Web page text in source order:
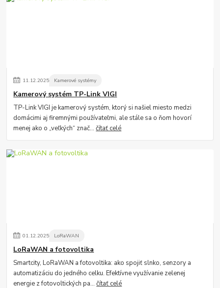
11.12.2025 Kamerové systémy
Kamerový systém TP-Link VIGI
TP-Link VIGI je kamerový systém, ktorý si našiel miesto medzi
domácimi aj firemnými používateľmi, ale stále sa o ňom hovorí
menej ako o „veľkých“ znač...čítať celé
01.12.2025 LoRaWAN
LoRaWAN a fotovoltika
Smartcity, LoRaWAN a fotovoltika: ako spojiť slnko, senzory a
automatizáciu do jedného celku. Efektívne využívanie zelenej
energie z fotovoltických pa...čítať celé